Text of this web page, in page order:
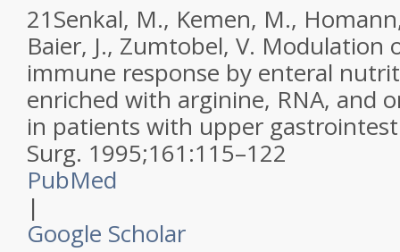
21Senkal, M., Kemen, M.,
Baier, J., Zumtobel, V. Modulation
immune response by enteral
enriched with arginine, RNA, and
in patients with upper
Surg. 1995;161:115–122
PubMed
|
Google Scholar